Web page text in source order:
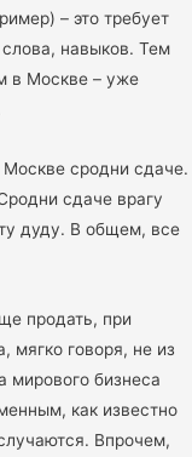
– это требует
навыков. Тем
в Москве – уже
сродни сдаче.
сдаче врагу
ту дуду. В общем, все
продать, при
мягко говоря, не из
мирового бизнеса
как известно
Впрочем,